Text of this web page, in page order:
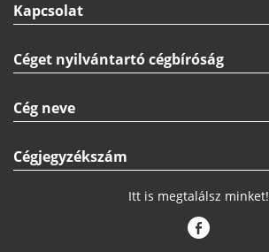
Kapcsolat
Céget nyilvántartó cégbíróság
Cég neve
Cégjegyzékszám
Itt is megtalálsz minket!